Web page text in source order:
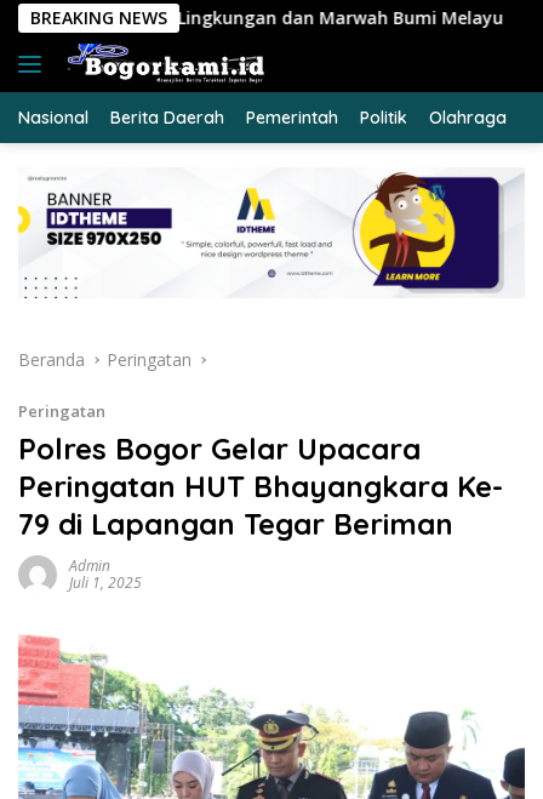
Langsung
konten
BREAKING NEWS
dan Marwah Bumi Melayu KRYD Polres Kuansing
Nasional Berita Daerah Pemerintah Politik Olahraga
Beranda Peringatan
Peringatan
Polres Bogor Gelar Upacara
Peringatan HUT Bhayangkara Ke-
79 di Lapangan Tegar Beriman
Admin
Juli 1, 2025